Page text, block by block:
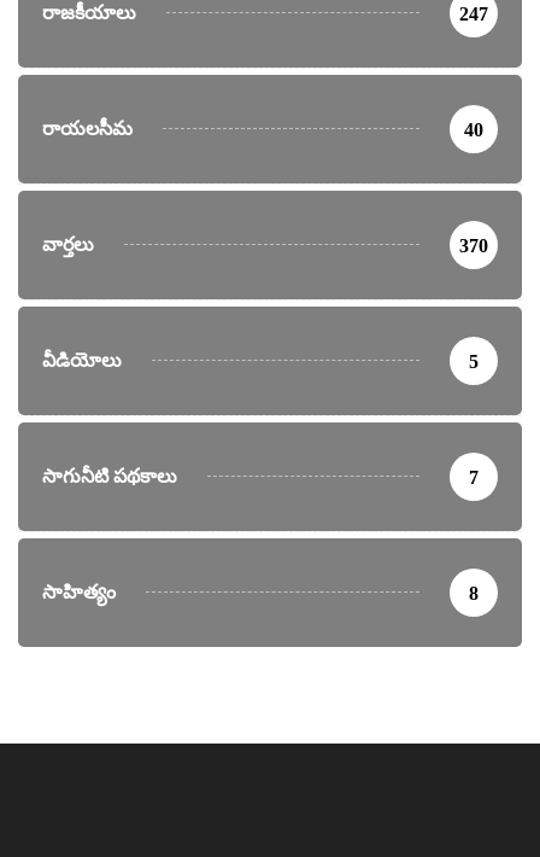
రాజకీయాలు 247
రాయలసీమ 40
వార్తలు 370
వీడియోలు 5
సాగునీటి పథకాలు 7
సాహిత్యం 8